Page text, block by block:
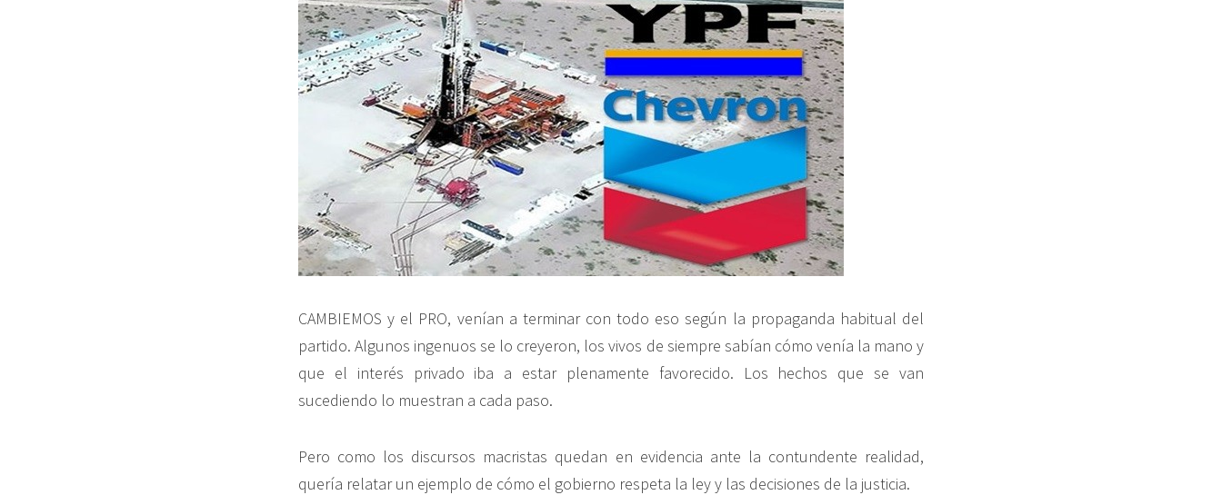
CAMBIEMOS y el PRO, venían a terminar con todo eso según la propaganda habitual del
partido. Algunos ingenuos se lo creyeron, los vivos de siempre sabían cómo venía la mano y
que el interés privado iba a estar plenamente favorecido. Los hechos que se van
sucediendo lo muestran a cada paso.
Pero como los discursos macristas quedan en evidencia ante la contundente realidad,
quería relatar un ejemplo de cómo el gobierno respeta la ley y las decisiones de la justicia.